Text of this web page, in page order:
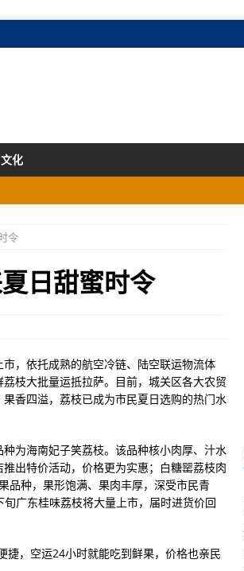
文化
令
日甜蜜时令
，依托成熟的航空冷链、陆空联运物流体
枝大批量运抵拉萨。目前，城关区各大农贸
香四溢，荔枝已成为市民夏日选购的热门水
为海南妃子笑荔枝。该品种核小肉厚、汁水
出特价活动，价格更为实惠；白糖罂荔枝肉
品种，果形饱满、果肉丰厚，深受市民青
广东桂味荔枝将大量上市，届时进货价回
捷，空运24小时就能吃到鲜果，价格也亲民